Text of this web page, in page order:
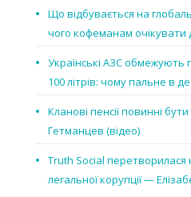
Що відбувається на
чого кофеманам очікувати
Українські АЗС
100 літрів: чому пальне в
Кланові пенсії повинні
Гетманцев (відео)
Truth Social
легальної корупції —